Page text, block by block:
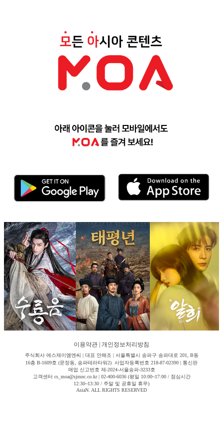
이용약관 개인정보처리방침
주식회사 에스제이엠엔씨 | 대표 안해조 | 서울특별시 송파구 송파대로 201, B동
16층 B-1609호 (문정동, 송파테라타워2) 사업자등록번호 218-87-02390 | 통신판
매업 신고번호 제-2024-서울송파-3233호
고객센터 cs_moa@sjmnc.co.kr | 02-400-6036 (평일 10:00~17:00 / 점심시간
12:30~13:30 / 주말 및 공휴일 휴무)
AsiaN. ALL RIGHTS RESERVED